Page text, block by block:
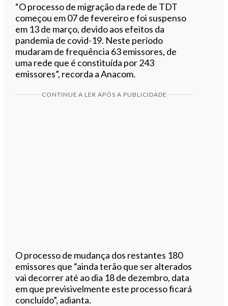
“O processo de migração da rede de TDT
começou em 07 de fevereiro e foi suspenso
em 13 de março, devido aos efeitos da
pandemia de covid-19. Neste período
mudaram de frequência 63 emissores, de
uma rede que é constituída por 243
emissores”, recorda a Anacom.
CONTINUE A LER APÓS A PUBLICIDADE
O processo de mudança dos restantes 180
emissores que “ainda terão que ser alterados
vai decorrer até ao dia 18 de dezembro, data
em que previsivelmente este processo ficará
concluído”, adianta.